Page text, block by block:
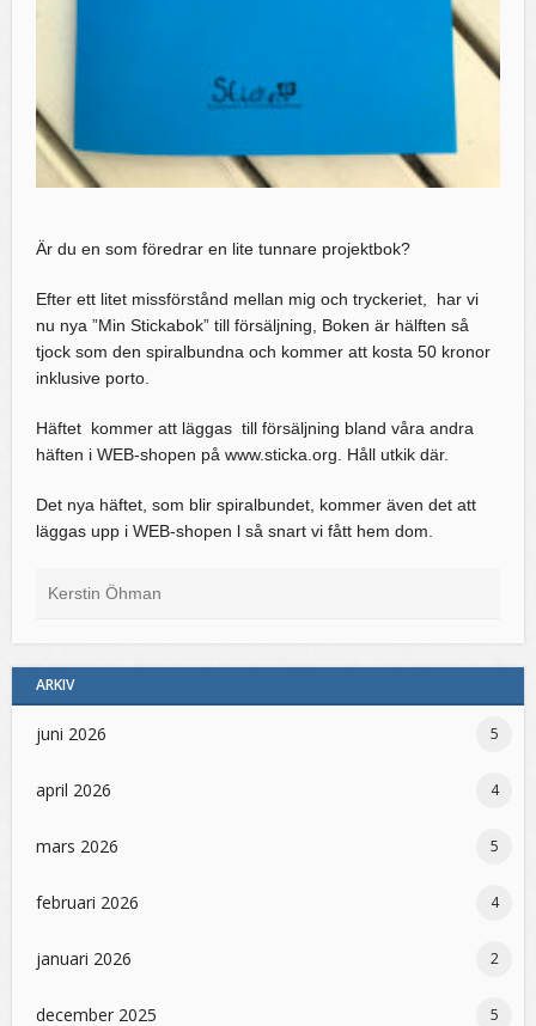
Är du en som föredrar en lite tunnare projektbok?
Efter ett litet missförstånd mellan mig och tryckeriet, har vi
nu nya ”Min Stickabok” till försäljning, Boken är hälften så
tjock som den spiralbundna och kommer att kosta 50 kronor
inklusive porto.
Häftet kommer att läggas till försäljning bland våra andra
häften i WEB-shopen på www.sticka.org. Håll utkik där.
Det nya häftet, som blir spiralbundet, kommer även det att
läggas upp i WEB-shopen l så snart vi fått hem dom.
Kerstin Öhman
ARKIV
juni 2026 5
april 2026 4
mars 2026 5
februari 2026 4
januari 2026 2
december 2025 5